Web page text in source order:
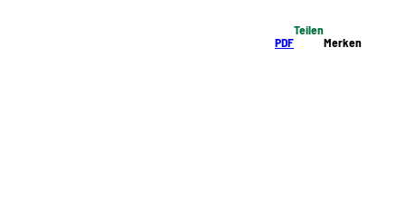
PDF
Teilen
Merken